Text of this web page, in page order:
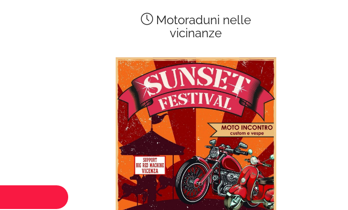
Motoraduni nelle
vicinanze